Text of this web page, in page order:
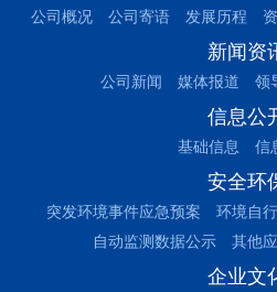
公司概况 公司寄语 发展历程
新闻资
公司新闻 媒体报道 领
信息公
基础信息 信
安全环
突发环境事件应急预案 环境自
自动监测数据公示
其他
企业文